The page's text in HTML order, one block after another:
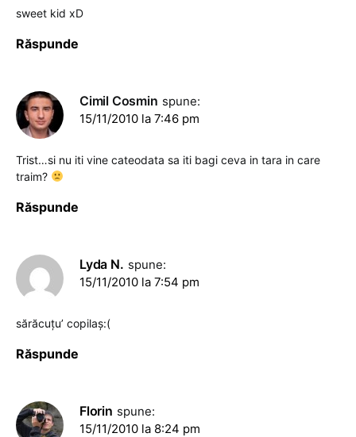
sweet kid xD
Răspunde
Cimil Cosmin spune:
15/11/2010 la 7:46 pm
Trist…si nu iti vine cateodata sa iti bagi ceva in tara in care
traim?
Răspunde
Lyda N. spune:
15/11/2010 la 7:54 pm
sărăcuţu’ copilaş:(
Răspunde
Florin spune:
15/11/2010 la 8:24 pm